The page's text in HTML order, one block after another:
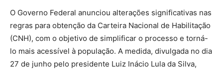
O Governo Federal anunciou alterações significativas nas
regras para obtenção da Carteira Nacional de Habilitação
(CNH), com o objetivo de simplificar o processo e torná-
lo mais acessível à população. A medida, divulgada no dia
27 de junho pelo presidente Luiz Inácio Lula da Silva,